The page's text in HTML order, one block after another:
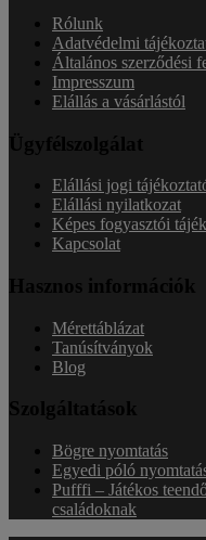
Rólunk
Adatvédelmi
Általános szerződési
Impresszum
Elállás a vásárlástól
Ügyfélszolgálat
Elállási jogi
Elállási nyilatkozat
Képes fogyasztói
Kapcsolat
Hasznos információk
Mérettáblázat
Tanúsítványok
Blog
Szolgáltatások
Bögre nyomtatás
Egyedi póló
Pufffi – Játékos
családoknak